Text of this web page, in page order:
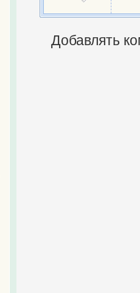
Добавлять